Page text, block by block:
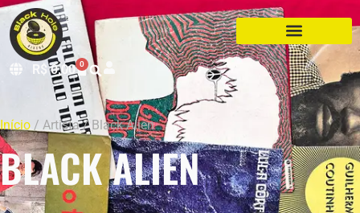
R$0,00 0
Início / Artista / Black Alien
BLACK ALIEN